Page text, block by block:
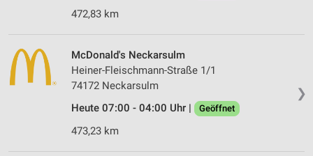
472,83 km
❯
McDonald's Neckarsulm
Heiner-Fleischmann-Straße 1/1
74172 Neckarsulm
Heute 07:00 - 04:00 Uhr |
Geöffnet
473,23 km